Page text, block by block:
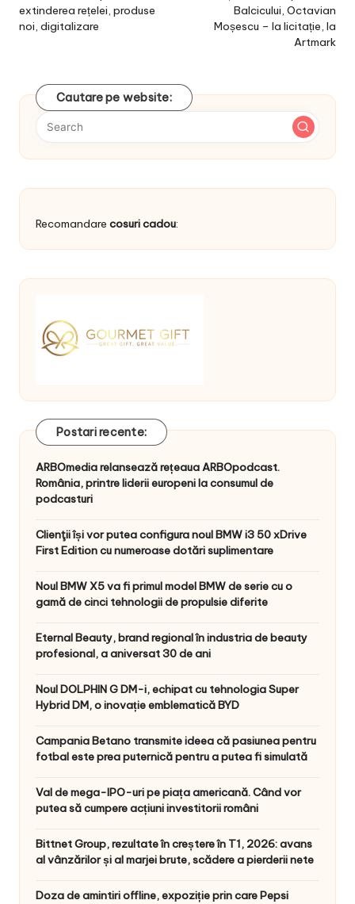
extinderea rețelei, produse
noi, digitalizare
Balcicului, Octavian
Moșescu – la licitație, la
Artmark
Cautare pe website:
Recomandare cosuri cadou:
Postari recente:
ARBOmedia relansează rețeaua ARBOpodcast.
România, printre liderii europeni la consumul de
podcasturi
Clienţii își vor putea configura noul BMW i3 50 xDrive
First Edition cu numeroase dotări suplimentare
Noul BMW X5 va fi primul model BMW de serie cu o
gamă de cinci tehnologii de propulsie diferite
Eternal Beauty, brand regional în industria de beauty
profesional, a aniversat 30 de ani
Noul DOLPHIN G DM-i, echipat cu tehnologia Super
Hybrid DM, o inovație emblematică BYD
Campania Betano transmite ideea că pasiunea pentru
fotbal este prea puternică pentru a putea fi simulată
Val de mega-IPO-uri pe piața americană. Când vor
putea să cumpere acțiuni investitorii români
Bittnet Group, rezultate în creștere în T1, 2026: avans
al vânzărilor și al marjei brute, scădere a pierderii nete
Doza de amintiri offline, expoziție prin care Pepsi